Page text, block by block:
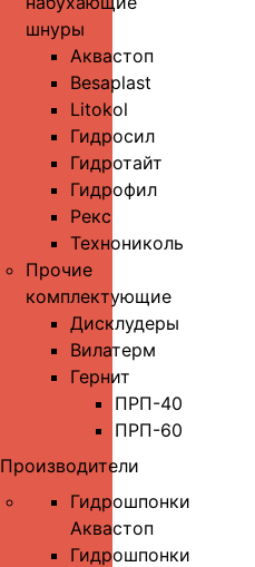
шнуры
Аквастоп
Besaplast
Litokol
Гидросил
Гидротайт
Гидрофил
Рекс
Технониколь
Прочие
комплектующие
Дисклудеры
Вилатерм
Гернит
ПРП-40
ПРП-60
Производители
Гидрошпонки
Аквастоп
Гидрошпонки